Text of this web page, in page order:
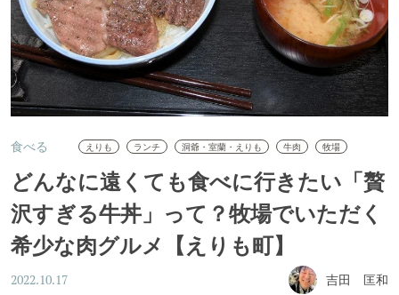
食べる えりも ランチ 洞爺・室蘭・えりも 牛肉 牧場
どんなに遠くても食べに行きたい「贅
沢すぎる牛丼」って？牧場でいただく
希少な肉グルメ【えりも町】
2022.10.17 吉田 匡和